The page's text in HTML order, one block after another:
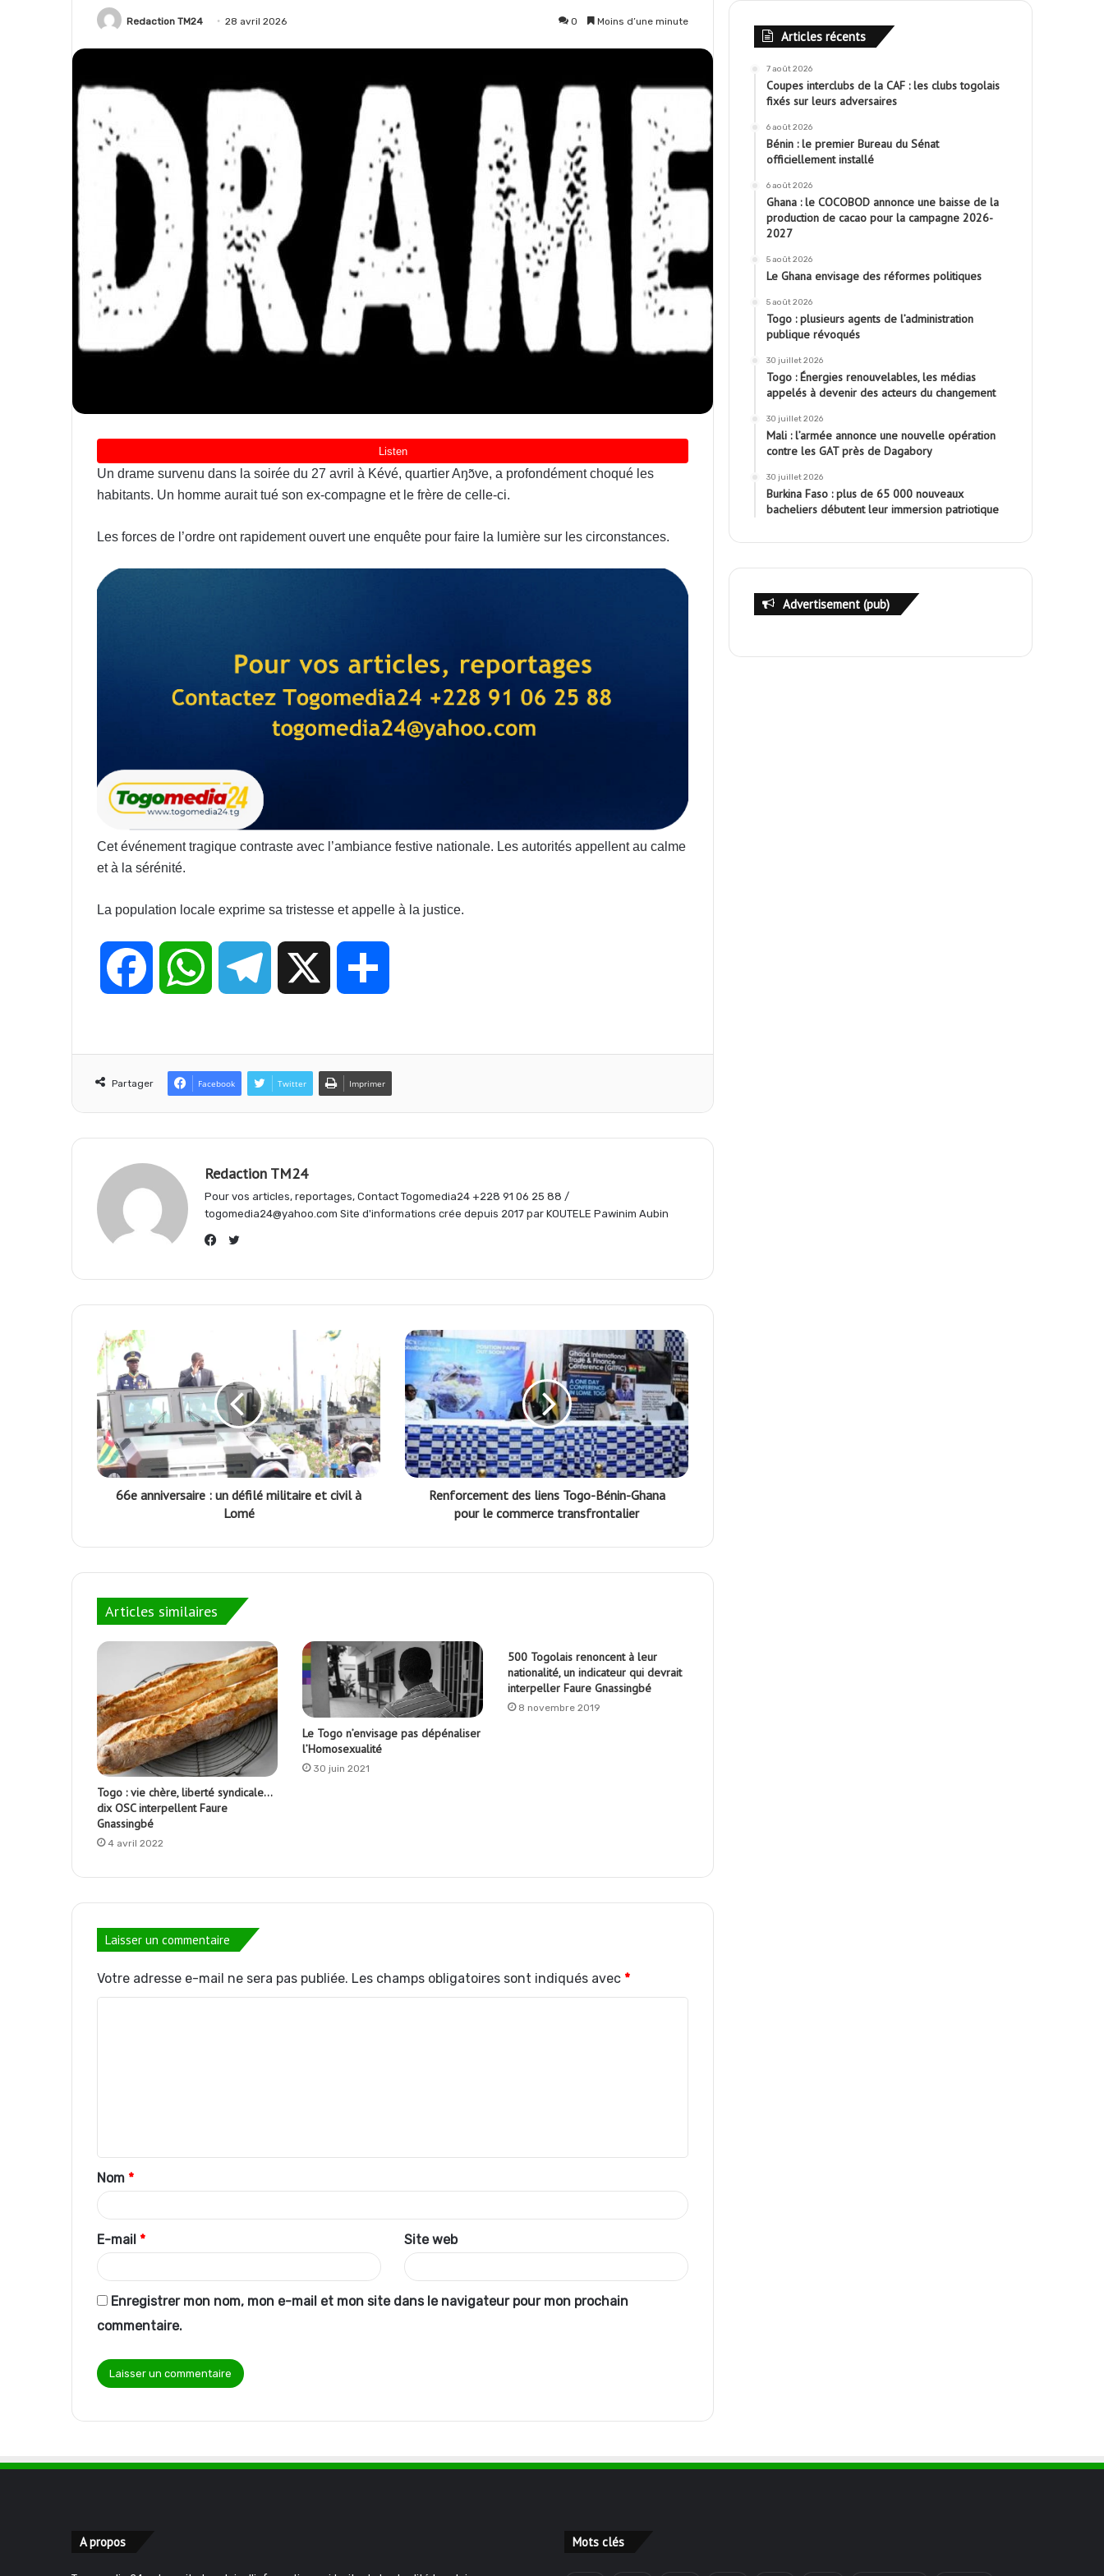
Redaction TM24 28 avril 2026 0 Moins d’une minute
Un drame survenu dans la soirée du 27 avril à Kévé, quartier Aŋɔ̃ve, a profondément choqué les
habitants. Un homme aurait tué son ex-compagne et le frère de celle-ci.
Les forces de l’ordre ont rapidement ouvert une enquête pour faire la lumière sur les circonstances.
Cet événement tragique contraste avec l’ambiance festive nationale. Les autorités appellent au calme
et à la sérénité.
La population locale exprime sa tristesse et appelle à la justice.
o
o
a
s
p
l
g
a
r
e
Partager Facebook Twitter Imprimer
Redaction TM24
Pour vos articles, reportages, Contact Togomedia24 +228 91 06 25 88 /
togomedia24@yahoo.com Site d'informations crée depuis 2017 par KOUTELE Pawinim Aubin
Twitter
66e anniversaire : un défilé militaire et civil à
Lomé
Renforcement des liens Togo-Bénin-Ghana
pour le commerce transfrontalier
Articles similaires
Togo : vie chère, liberté syndicale…
dix OSC interpellent Faure
Gnassingbé
4 avril 2022
Le Togo n’envisage pas dépénaliser
l’Homosexualité
30 juin 2021
500 Togolais renoncent à leur
nationalité, un indicateur qui devrait
interpeller Faure Gnassingbé
8 novembre 2019
Laisser un commentaire
Votre adresse e-mail ne sera pas publiée. Les champs obligatoires sont indiqués avec *
t
a
i
r
e
*
Nom *
E-mail * Site web
Enregistrer mon nom, mon e-mail et mon site dans le navigateur pour mon prochain
commentaire.
Articles récents
7 août 2026
Coupes interclubs de la CAF : les clubs togolais
fixés sur leurs adversaires
6 août 2026
Bénin : le premier Bureau du Sénat
officiellement installé
6 août 2026
Ghana : le COCOBOD annonce une baisse de la
production de cacao pour la campagne 2026-
2027
5 août 2026
Le Ghana envisage des réformes politiques
5 août 2026
Togo : plusieurs agents de l’administration
publique révoqués
30 juillet 2026
Togo : Énergies renouvelables, les médias
appelés à devenir des acteurs du changement
30 juillet 2026
Mali : l’armée annonce une nouvelle opération
contre les GAT près de Dagabory
30 juillet 2026
Burkina Faso : plus de 65 000 nouveaux
bacheliers débutent leur immersion patriotique
Advertisement (pub)
A propos Mots clés